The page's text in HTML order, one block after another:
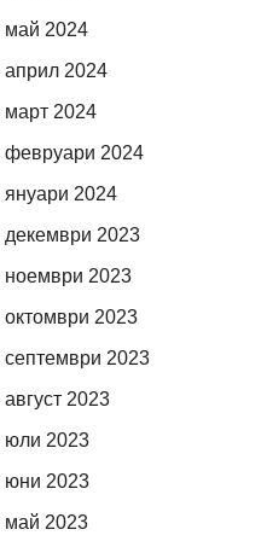
май 2024
април 2024
март 2024
февруари 2024
януари 2024
декември 2023
ноември 2023
октомври 2023
септември 2023
август 2023
юли 2023
юни 2023
май 2023